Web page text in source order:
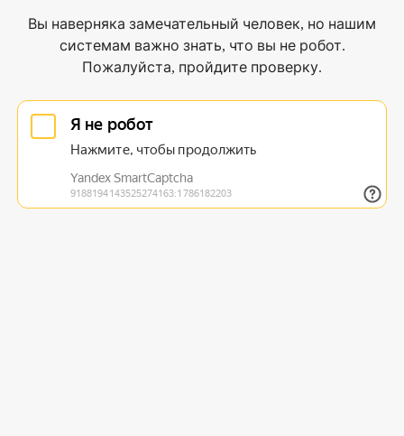
Вы наверняка замечательный человек, но нашим
системам важно знать, что вы не робот.
Пожалуйста, пройдите проверку.